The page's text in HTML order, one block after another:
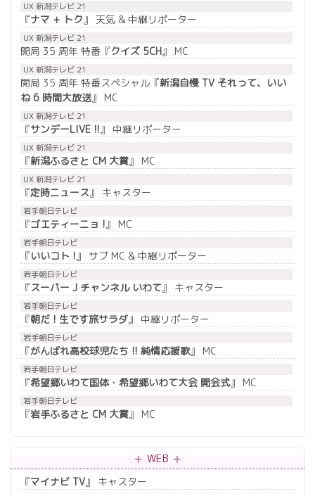
UX 新潟テレビ 21
『ナマ + トク』 天気 & 中継リポーター
UX 新潟テレビ 21
開局 35 周年 特番『クイズ 5CH』 MC
UX 新潟テレビ 21
開局 35 周年 特番スペシャル『新潟自慢 TV それって、いい
ね 6 時間大放送』 MC
UX 新潟テレビ 21
『サンデーLIVE !!』 中継リポーター
UX 新潟テレビ 21
『新潟ふるさと CM 大賞』 MC
UX 新潟テレビ 21
『定時ニュース』 キャスター
岩手朝日テレビ
『ゴエティーニョ !』 MC
岩手朝日テレビ
『いいコト !』 サブ MC & 中継リポーター
岩手朝日テレビ
『スーパー J チャンネル いわて』 キャスター
岩手朝日テレビ
『朝だ ! 生です旅サラダ』 中継リポーター
岩手朝日テレビ
『がんばれ高校球児たち !! 純情応援歌』 MC
岩手朝日テレビ
『希望郷いわて国体・希望郷いわて大会 開会式』 MC
岩手朝日テレビ
『岩手ふるさと CM 大賞』 MC
WEB
『マイナビ TV』 キャスター